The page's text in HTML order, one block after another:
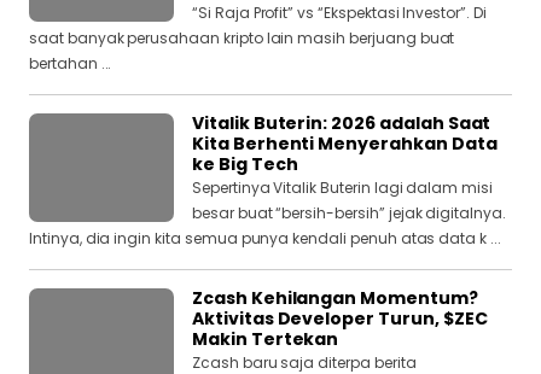
“Si Raja Profit” vs “Ekspektasi Investor”. Di
saat banyak perusahaan kripto lain masih berjuang buat
bertahan ...
Vitalik Buterin: 2026 adalah Saat
Kita Berhenti Menyerahkan Data
ke Big Tech
Sepertinya Vitalik Buterin lagi dalam misi
besar buat “bersih-bersih” jejak digitalnya.
Intinya, dia ingin kita semua punya kendali penuh atas data k ...
Zcash Kehilangan Momentum?
Aktivitas Developer Turun, $ZEC
Makin Tertekan
Zcash baru saja diterpa berita